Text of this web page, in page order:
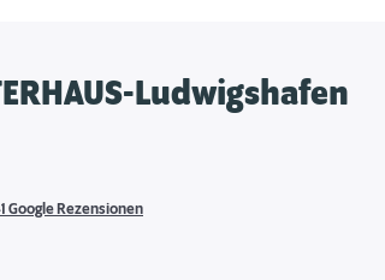
Ludwigshafen
Google Rezensionen